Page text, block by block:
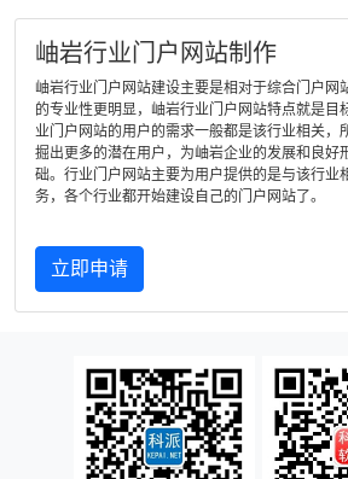
岫岩行业门户网站制作
岫岩行业门户网站建设主要是相对于综合门户网
的专业性更明显，岫岩行业门户网站特点就是目
业门户网站的用户的需求一般都是该行业相关，
掘出更多的潜在用户，为岫岩企业的发展和良好
础。行业门户网站主要为用户提供的是与该行业
务，各个行业都开始建设自己的门户网站了。
立即申请